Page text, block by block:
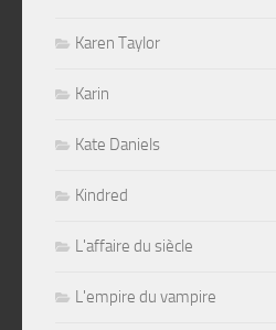
Karen Taylor
Karin
Kate Daniels
Kindred
L'affaire du siècle
L'empire du vampire